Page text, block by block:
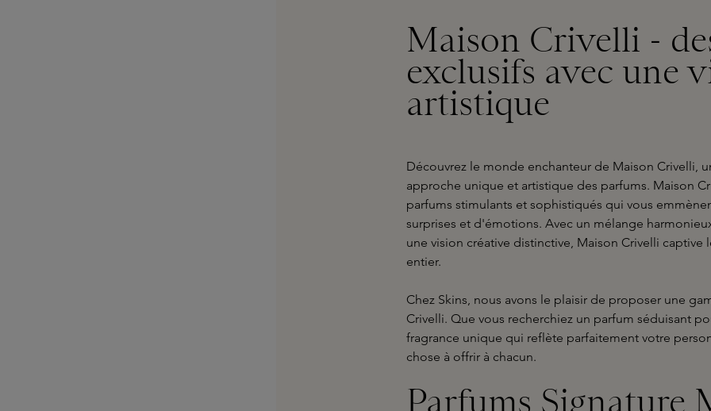
Maison Crivelli -
exclusifs avec une
artistique
Découvrez le monde enchanteur de Maison Crivelli,
approche unique et artistique des parfums. Maison
parfums stimulants et sophistiqués qui vous
surprises et d'émotions. Avec un mélange
une vision créative distinctive, Maison Crivelli captive
entier.
Chez Skins, nous avons le plaisir de proposer une
Crivelli. Que vous recherchiez un parfum séduisant
fragrance unique qui reflète parfaitement votre
chose à offrir à chacun.
Parfums Signature